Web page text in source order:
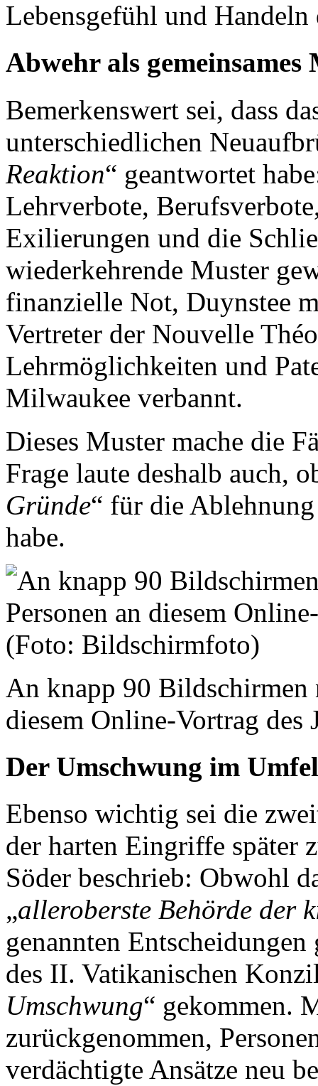
Lebensgefühl und Handeln
Abwehr als gemeinsames
Bemerkenswert sei, dass
unterschiedlichen
Reaktion“ geantwortet
Lehrverbote,
Exilierungen und die
wiederkehrende Muster
finanzielle Not, Duynstee
Vertreter der Nouvelle
Lehrmöglichkeiten und
Milwaukee verbannt.
Dieses Muster mache die
Frage laute deshalb auch,
Gründe“ für die
habe.
An knapp 90 Bildschirmen
diesem Online-Vortrag
Der Umschwung im
Ebenso wichtig sei die
der harten Eingriffe später
Söder beschrieb: Obwohl
„alleroberste Behörde der
genannten
des II. Vatikanischen
Umschwung“ gekommen.
zurückgenommen,
verdächtigte Ansätze neu